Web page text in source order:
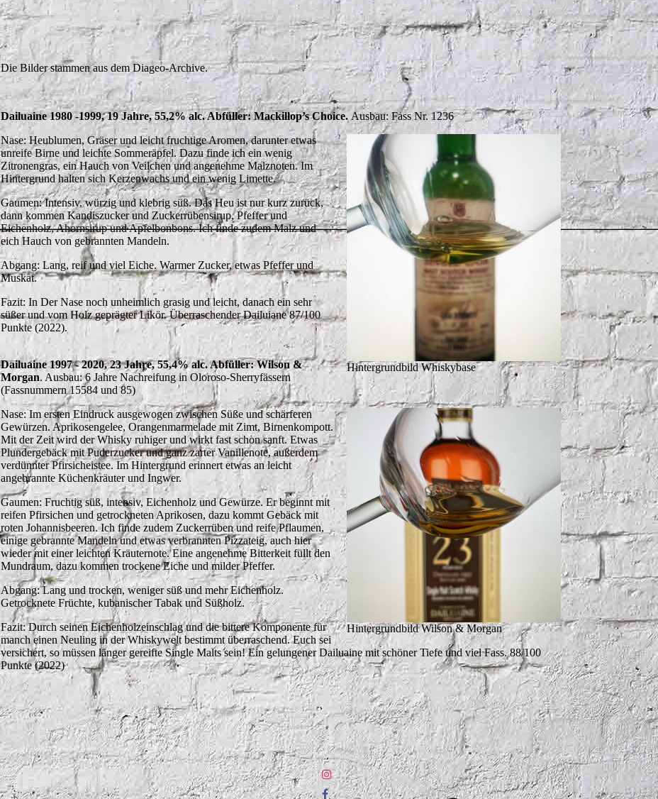
Dailuianecrew1890
Die Bilder stammen aus dem Diageo-Archive.
Dailuaine 1980 -1999, 19 Jahre, 55,2% alc. Abfüller: Mackillop’s Choice.Ausbau: Fass Nr. 1236
Hintergrundbild Whiskybase
Nase: Heublumen, Gräser und leicht fruchtige Aromen, darunter etwas
unreife Birne und leichte Sommeräpfel. Dazu finde ich ein wenig
Zitronengras, ein Hauch von Veilchen und angenehme Malznoten. Im
Hintergrund halten sich Kerzenwachs und ein wenig Limette.
Gaumen: Intensiv, würzig und klebrig süß. Das Heu ist nur kurz zurück,
dann kommen Kandiszucker und Zuckerrübensirup, Pfeffer und
Eichenholz, Ahornsirup und Apfelbonbons. Ich finde zudem Malz und
eich Hauch von gebrannten Mandeln.
Abgang: Lang, reif und viel Eiche. Warmer Zucker, etwas Pfeffer und
Muskat.
Fazit: In Der Nase noch unheimlich grasig und leicht, danach ein sehr
süßer und vom Holz geprägter Likör. Überraschender Dailuiane 87/100
Punkte (2022).
Dailuaine 1997 - 2020, 23 Jahre, 55,4% alc. Abfüller: Wilson &
Morgan. Ausbau: 6 Jahre Nachreifung in Oloroso-Sherryfässern
(Fassnummern 15584 und 85)
Hintergrundbild Wilson & Morgan
Nase: Im ersten Eindruck ausgewogen zwischen Süße und schärferen
Gewürzen. Aprikosengelee, Orangenmarmelade mit Zimt, Birnenkompott.
Mit der Zeit wird der Whisky ruhiger und wirkt fast schon sanft. Etwas
Plundergebäck mit Puderzucker und ganz zarter Vanillenote, außerdem
verdünnter Pfirsicheistee. Im Hintergrund erinnert etwas an leicht
angebrannte Küchenkräuter und Ingwer.
Gaumen: Fruchtig süß, intensiv, Eichenholz und Gewürze. Er beginnt mit
reifen Pfirsichen und getrockneten Aprikosen, dazu kommt Gebäck mit
roten Johannisbeeren. Ich finde zudem Zuckerrüben und reife Pflaumen,
einige gebrannte Mandeln und etwas verbrannten Pizzateig, auch hier
wieder mit einer leichten Kräuternote. Eine angenehme Bitterkeit füllt den
Mundraum, dazu kommen trockene Eiche und milder Pfeffer.
Abgang: Lang und trocken, weniger süß und mehr Eichenholz.
Getrocknete Früchte, kubanischer Tabak und Süßholz.
Fazit: Durch seinen Eichenholzeinschlag und die bittere Komponente für
manch einen Neuling in der Whiskywelt bestimmt überraschend. Euch sei
versichert, so müssen länger gereifte Single Malts sein! Ein gelungener Dailuaine mit schöner Tiefe und viel Fass. 88/100
Punkte (2022)